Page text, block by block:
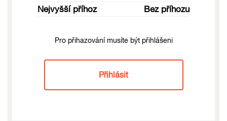
Nejvyšší příhoz Bez příhozu
Pro přihazování musíte být přihlášeni
Přihlásit